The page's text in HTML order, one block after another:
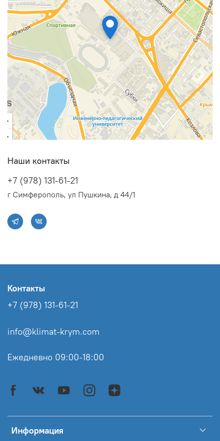
Наши контакты
+7 (978) 131-61-21
г Симферополь, ул Пушкина, д 44/1
Информация
Контакты
+7 (978) 131-61-21
info@klimat-krym.com
Ежедневно 09:00-18:00